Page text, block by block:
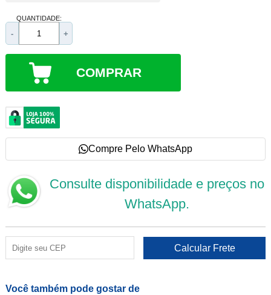
QUANTIDADE:
- +
COMPRAR
Compre Pelo WhatsApp
Consulte disponibilidade e preços no
WhatsApp.
Você também pode gostar de